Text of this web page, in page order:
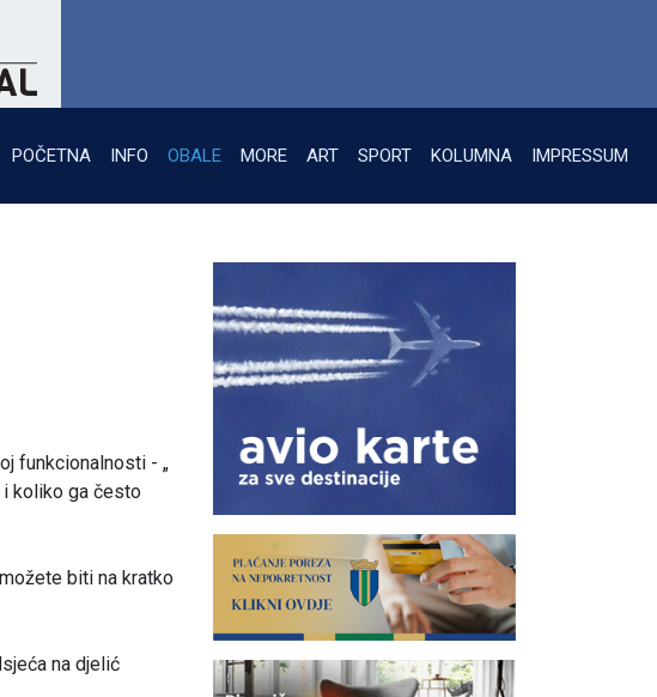
POČETNA INFO OBALE MORE ART SPORT KOLUMNA IMPRESSUM
funkcionalnosti - „
i koliko ga često
biti na kratko
na djelić